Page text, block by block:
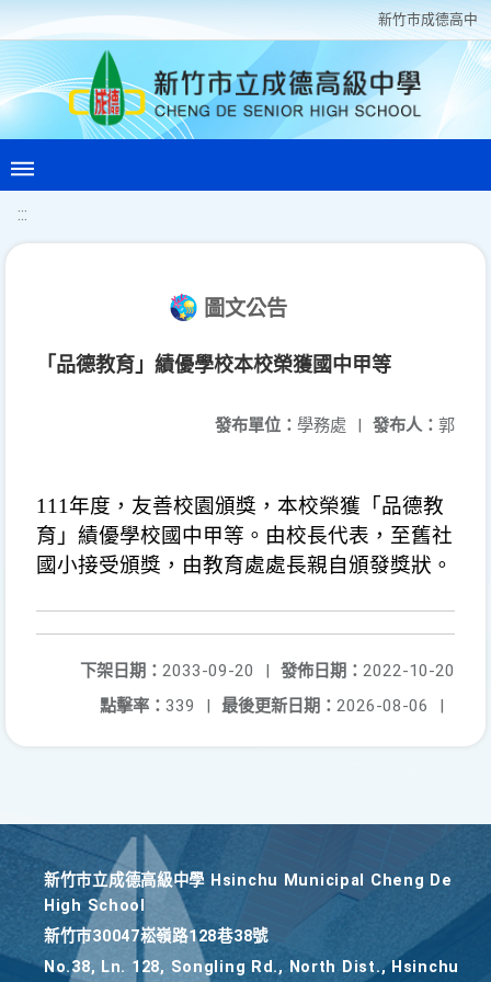
新竹巿成德高中
:::
圖文公告
「品德教育」績優學校本校榮獲國中甲等
發布人： 郭
發布單位： 學務處 |
111年度，友善校園頒獎，本校榮獲「品德教
育」績優學校國中甲等。由校長代表，至舊社
國小接受頒獎，由教育處處長親自頒發獎狀。
發佈日期： 2022-10-20
下架日期： 2033-09-20
|
最後更新日期： 2026-08-06 |
點擊率： 339 |
新竹巿立成德高級中學 Hsinchu Municipal Cheng De
High School
新竹巿30047崧嶺路128巷38號
No.38, Ln. 128, Songling Rd., North Dist., Hsinchu